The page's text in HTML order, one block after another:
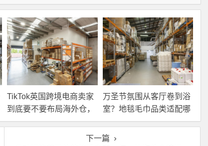
TikTok英国跨境电商卖家
到底要不要布局海外仓，
海外仓优势分析！
万圣节氛围从客厅卷到浴
室？地毯毛巾品类适配哪
些海外仓服务？
下一篇